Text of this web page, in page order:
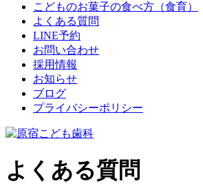
こどものお菓子の食べ方（食育）
よくある質問
LINE予約
お問い合わせ
採用情報
お知らせ
ブログ
プライバシーポリシー
よくある質問